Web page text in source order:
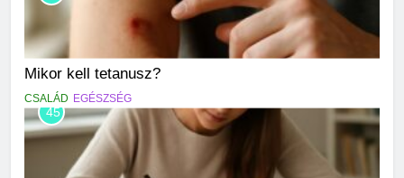
Mikor kell tetanusz?
CSALÁD EGÉSZSÉG
45